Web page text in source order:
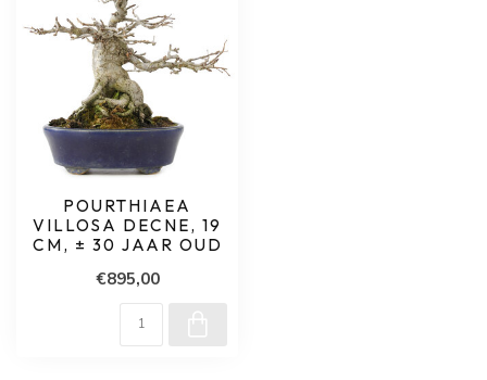
POURTHIAEA
VILLOSA DECNE, 19
CM, ± 30 JAAR OUD
€895,00